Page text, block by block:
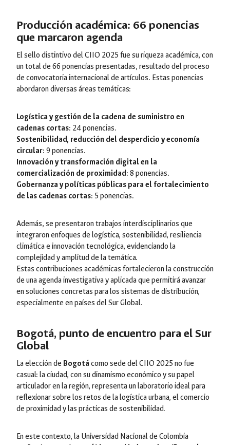
Producción académica: 66 ponencias
que marcaron agenda
El sello distintivo del CIIO 2025 fue su riqueza académica, con
un total de 66 ponencias presentadas, resultado del proceso
de convocatoria internacional de artículos. Estas ponencias
abordaron diversas áreas temáticas:
Logística y gestión de la cadena de suministro en
cadenas cortas: 24 ponencias.
Sostenibilidad, reducción del desperdicio y economía
circular: 9 ponencias.
Innovación y transformación digital en la
comercialización de proximidad: 8 ponencias.
Gobernanza y políticas públicas para el fortalecimiento
de las cadenas cortas: 5 ponencias.
Además, se presentaron trabajos interdisciplinarios que
integraron enfoques de logística, sostenibilidad, resiliencia
climática e innovación tecnológica, evidenciando la
complejidad y amplitud de la temática.
Estas contribuciones académicas fortalecieron la construcción
de una agenda investigativa y aplicada que permitirá avanzar
en soluciones concretas para los sistemas de distribución,
especialmente en países del Sur Global.
Bogotá, punto de encuentro para el Sur
Global
La elección de Bogotá como sede del CIIO 2025 no fue
casual: la ciudad, con su dinamismo económico y su papel
articulador en la región, representa un laboratorio ideal para
reflexionar sobre los retos de la logística urbana, el comercio
de proximidad y las prácticas de sostenibilidad.
En este contexto, la Universidad Nacional de Colombia